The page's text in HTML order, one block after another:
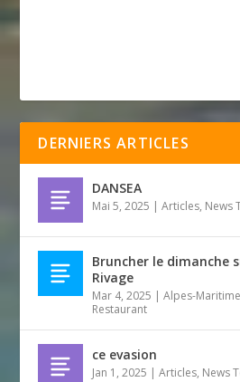
DERNIERS ARTICLES
DANSEA
Mai 5, 2025 |Articles, News
Bruncher le dimanche
Rivage
Mar 4, 2025 |Alpes-
Restaurant
ce evasion
Jan 1, 2025 |Articles, News